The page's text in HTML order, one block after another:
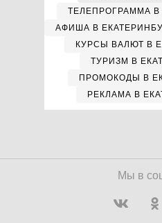
ТЕЛЕПРОГРАММА В
АФИША В
КУРСЫ ВАЛЮТ В
ТУРИЗМ В
ПРОМОКОДЫ В
РЕКЛАМА В
Мы в